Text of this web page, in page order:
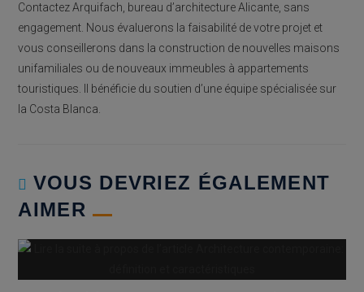
Contactez Arquifach, bureau d’architecture Alicante, sans
engagement. Nous évaluerons la faisabilité de votre projet et
vous conseillerons dans la construction de nouvelles maisons
unifamiliales ou de nouveaux immeubles à appartements
touristiques. Il bénéficie du soutien d’une équipe spécialisée sur
la Costa Blanca.
VOUS DEVRIEZ ÉGALEMENT
AIMER